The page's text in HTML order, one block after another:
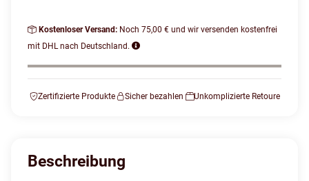
Kostenloser Versand: Noch 75,00 € und wir versenden kostenfrei
mit DHL nach Deutschland.
Zertifizierte Produkte Sicher bezahlen Unkomplizierte Retoure
Beschreibung